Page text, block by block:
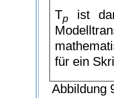
Tp
ist
für ein
Abbildung